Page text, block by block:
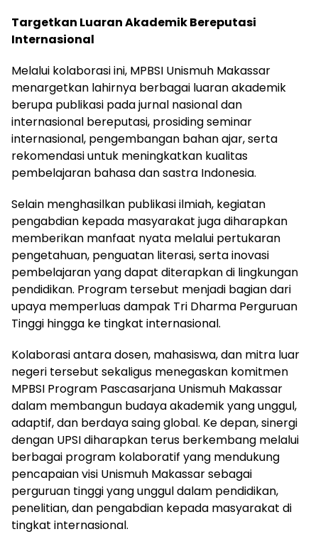
Targetkan Luaran Akademik Bereputasi
Internasional
Melalui kolaborasi ini, MPBSI Unismuh Makassar
menargetkan lahirnya berbagai luaran akademik
berupa publikasi pada jurnal nasional dan
internasional bereputasi, prosiding seminar
internasional, pengembangan bahan ajar, serta
rekomendasi untuk meningkatkan kualitas
pembelajaran bahasa dan sastra Indonesia.
Selain menghasilkan publikasi ilmiah, kegiatan
pengabdian kepada masyarakat juga diharapkan
memberikan manfaat nyata melalui pertukaran
pengetahuan, penguatan literasi, serta inovasi
pembelajaran yang dapat diterapkan di lingkungan
pendidikan. Program tersebut menjadi bagian dari
upaya memperluas dampak Tri Dharma Perguruan
Tinggi hingga ke tingkat internasional.
Kolaborasi antara dosen, mahasiswa, dan mitra luar
negeri tersebut sekaligus menegaskan komitmen
MPBSI Program Pascasarjana Unismuh Makassar
dalam membangun budaya akademik yang unggul,
adaptif, dan berdaya saing global. Ke depan, sinergi
dengan UPSI diharapkan terus berkembang melalui
berbagai program kolaboratif yang mendukung
pencapaian visi Unismuh Makassar sebagai
perguruan tinggi yang unggul dalam pendidikan,
penelitian, dan pengabdian kepada masyarakat di
tingkat internasional.